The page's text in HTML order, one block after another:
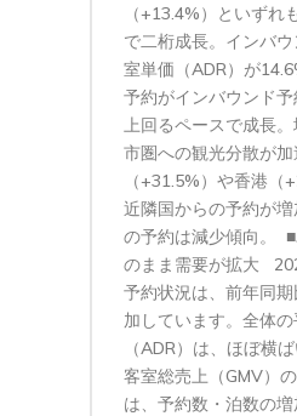
（+13.4%）といずれ
で二桁成長。インバ
室単価（ADR）が
予約がインバウンド
上回るペースで成長
市圏への観光分散が
（+31.5%）や香港（
近隣国からの予約が
の予約は減少傾向。
のまま需要が拡大
予約状況は、前年同
加しています。全体
（ADR）は、ほぼ横ば
客室総売上（GMV）
は、予約数・泊数の